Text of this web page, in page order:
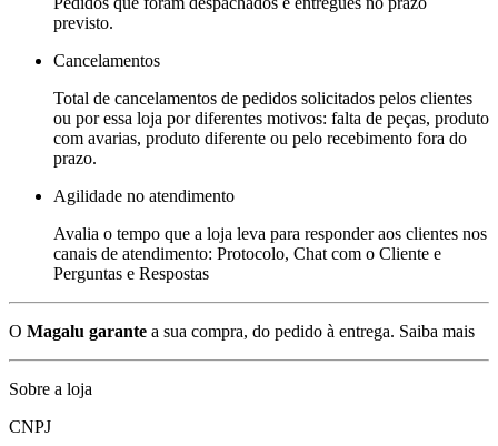
previsto.
Cancelamentos
Total de cancelamentos de pedidos solicitados pelos clientes
ou por essa loja por diferentes motivos: falta de peças, produto
com avarias, produto diferente ou pelo recebimento fora do
prazo.
Agilidade no atendimento
Avalia o tempo que a loja leva para responder aos clientes nos
canais de atendimento: Protocolo, Chat com o Cliente e
Perguntas e Respostas
O Magalu garante a sua compra, do pedido à entrega. Saiba mais
Sobre a loja
CNPJ